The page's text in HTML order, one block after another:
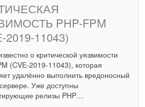
PHP-FPM
2019-11043)
о критической уязвимости
(CVE-2019-11043), которая
удалённо выполнить вредоносный
Уже доступны
релизы PHP…